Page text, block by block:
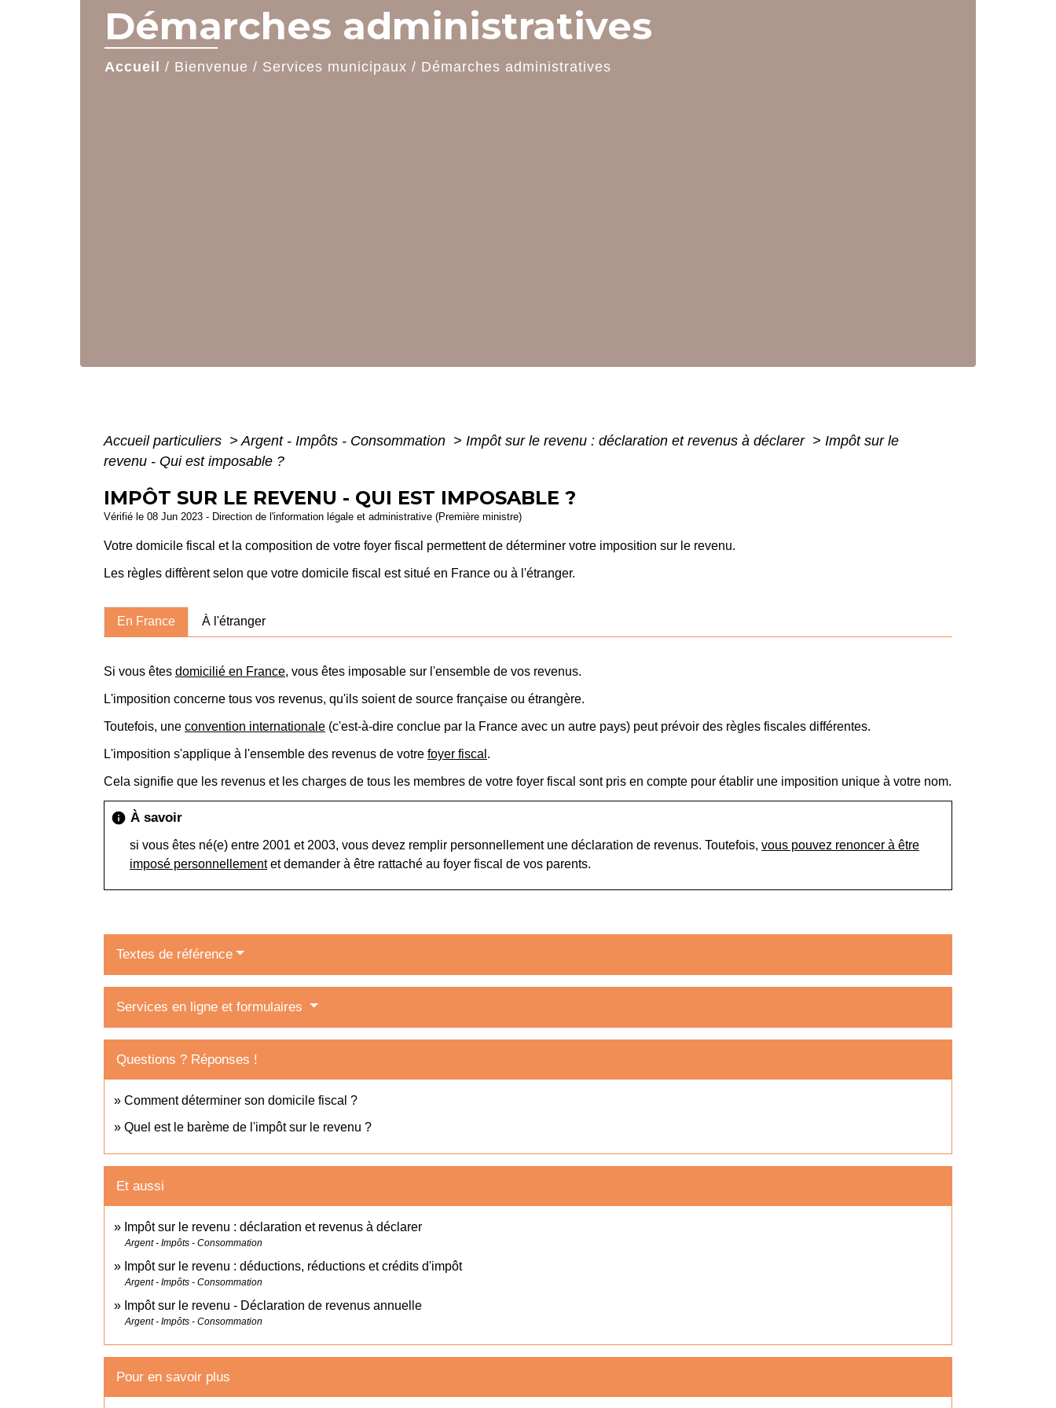
Démarches administratives
Accueil / Bienvenue / Services municipaux / Démarches administratives
Accueil particuliers > Argent - Impôts - Consommation > Impôt sur le revenu : déclaration et revenus à déclarer > Impôt sur le
revenu - Qui est imposable ?
IMPÔT SUR LE REVENU - QUI EST IMPOSABLE ?
Vérifié le 08 Jun 2023 - Direction de l'information légale et administrative (Première ministre)
Votre domicile fiscal et la composition de votre foyer fiscal permettent de déterminer votre imposition sur le revenu.
Les règles diffèrent selon que votre domicile fiscal est situé en France ou à l'étranger.
En France À l'étranger
Si vous êtes domicilié en France, vous êtes imposable sur l'ensemble de vos revenus.
L'imposition concerne tous vos revenus, qu'ils soient de source française ou étrangère.
Toutefois, une convention internationale (c'est-à-dire conclue par la France avec un autre pays) peut prévoir des règles fiscales différentes.
L'imposition s'applique à l'ensemble des revenus de votre foyer fiscal .
Cela signifie que les revenus et les charges de tous les membres de votre foyer fiscal sont pris en compte pour établir une imposition unique à votre nom.
info À savoir
si vous êtes né(e) entre 2001 et 2003, vous devez remplir personnellement une déclaration de revenus. Toutefois, vous pouvez renoncer à être
imposé personnellementet demander à être rattaché au foyer fiscal de vos parents.
Textes de référence
Services en ligne et formulaires
Questions ? Réponses !
Comment déterminer son domicile fiscal ?
Quel est le barème de l'impôt sur le revenu ?
Et aussi
Impôt sur le revenu : déclaration et revenus à déclarer
Argent - Impôts - Consommation
Impôt sur le revenu : déductions, réductions et crédits d'impôt
Argent - Impôts - Consommation
Impôt sur le revenu - Déclaration de revenus annuelle
Argent - Impôts - Consommation
Pour en savoir plus